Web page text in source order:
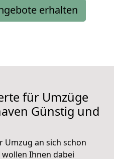
erhalten
für Umzüge
Günstig und
Umzug an sich schon
Ihnen dabei